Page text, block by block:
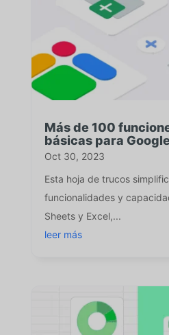
Más de 100
básicas para
Oct 30, 2023
Esta hoja de trucos
funcionalidades y
Sheets y Excel,...
leer más